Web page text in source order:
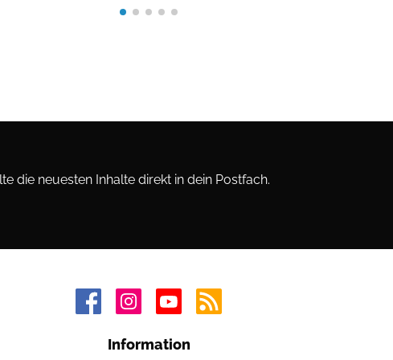
die neuesten Inhalte direkt in dein Postfach.
Information